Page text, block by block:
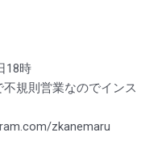
18時
不規則営業なのでインス
zkanemaru